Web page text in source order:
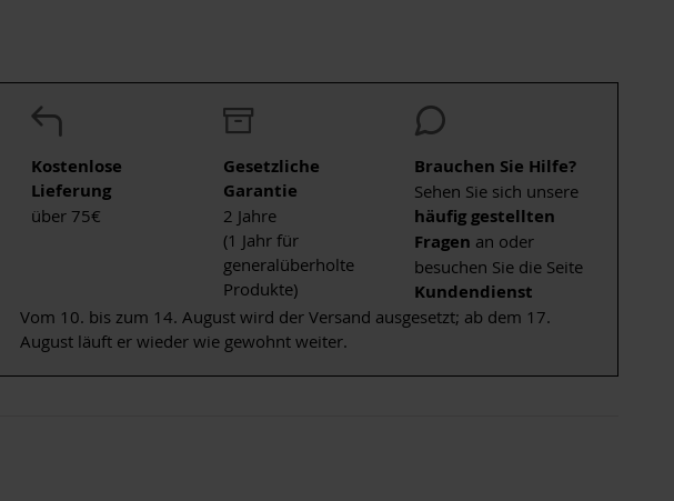
Kostenlose
Lieferung
über 75€
Gesetzliche
Garantie
2 Jahre
(1 Jahr für
generalüberholte
Produkte)
Brauchen Sie Hilfe?
Sehen Sie sich unsere
häufig gestellten
Fragen an oder
besuchen Sie die Seite
Kundendienst
Vom 10. bis zum 14. August wird der Versand ausgesetzt; ab dem 17.
August läuft er wieder wie gewohnt weiter.